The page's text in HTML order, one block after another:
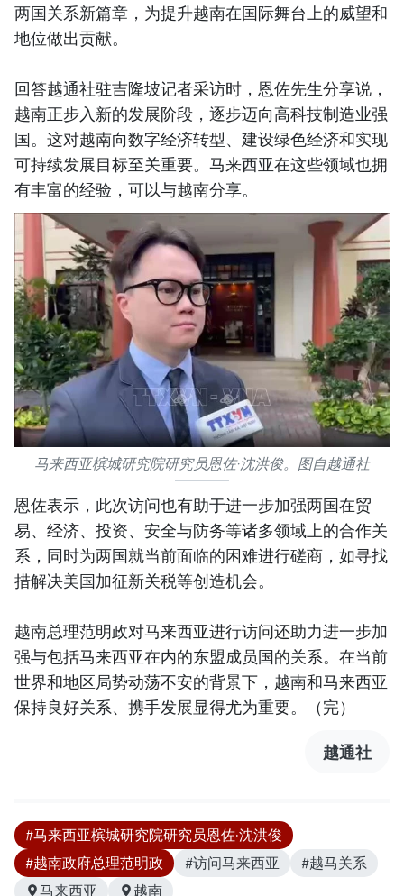
两国关系新篇章，为提升越南在国际舞台上的威望和
地位做出贡献。
回答越通社驻吉隆坡记者采访时，恩佐先生分享说，
越南正步入新的发展阶段，逐步迈向高科技制造业强
国。这对越南向数字经济转型、建设绿色经济和实现
可持续发展目标至关重要。马来西亚在这些领域也拥
有丰富的经验，可以与越南分享。
马来西亚槟城研究院研究员恩佐·沈洪俊。图自越通社
恩佐表示，此次访问也有助于进一步加强两国在贸
易、经济、投资、安全与防务等诸多领域上的合作关
系，同时为两国就当前面临的困难进行磋商，如寻找
措解决美国加征新关税等创造机会。
越南总理范明政对马来西亚进行访问还助力进一步加
强与包括马来西亚在内的东盟成员国的关系。在当前
世界和地区局势动荡不安的背景下，越南和马来西亚
保持良好关系、携手发展显得尤为重要。（完）
越通社
#马来西亚槟城研究院研究员恩佐·沈洪俊
#越南政府总理范明政
#访问马来西亚
#越马关系
马来西亚
越南